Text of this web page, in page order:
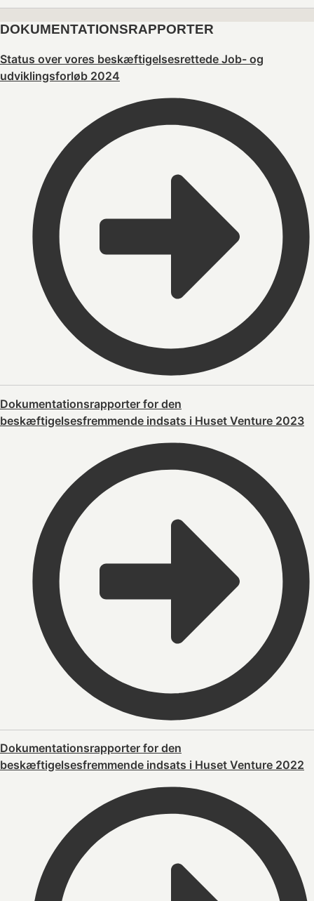
DOKUMENTATIONSRAPPORTER
Status over vores beskæftigelsesrettede Job- og
udviklingsforløb 2024
Dokumentationsrapporter for den
beskæftigelsesfremmende indsats i Huset Venture 2023
Dokumentationsrapporter for den
beskæftigelsesfremmende indsats i Huset Venture 2022